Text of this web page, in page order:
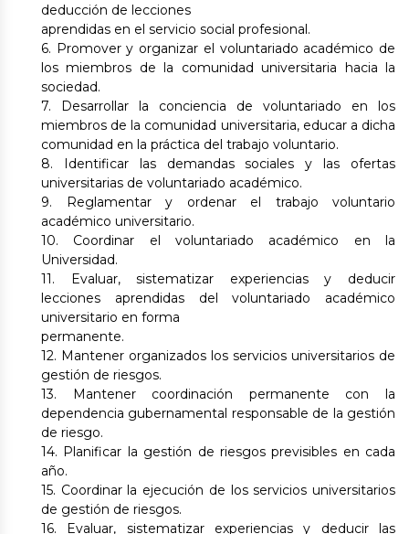
deducción de lecciones
aprendidas en el servicio social profesional.
6. Promover y organizar el voluntariado académico de
los miembros de la comunidad universitaria hacia la
sociedad.
7. Desarrollar la conciencia de voluntariado en los
miembros de la comunidad universitaria, educar a dicha
comunidad en la práctica del trabajo voluntario.
8. Identificar las demandas sociales y las ofertas
universitarias de voluntariado académico.
9. Reglamentar y ordenar el trabajo voluntario
académico universitario.
10. Coordinar el voluntariado académico en la
Universidad.
11. Evaluar, sistematizar experiencias y deducir
lecciones aprendidas del voluntariado académico
universitario en forma
permanente.
12. Mantener organizados los servicios universitarios de
gestión de riesgos.
13. Mantener coordinación permanente con la
dependencia gubernamental responsable de la gestión
de riesgo.
14. Planificar la gestión de riesgos previsibles en cada
año.
15. Coordinar la ejecución de los servicios universitarios
de gestión de riesgos.
16. Evaluar, sistematizar experiencias y deducir las